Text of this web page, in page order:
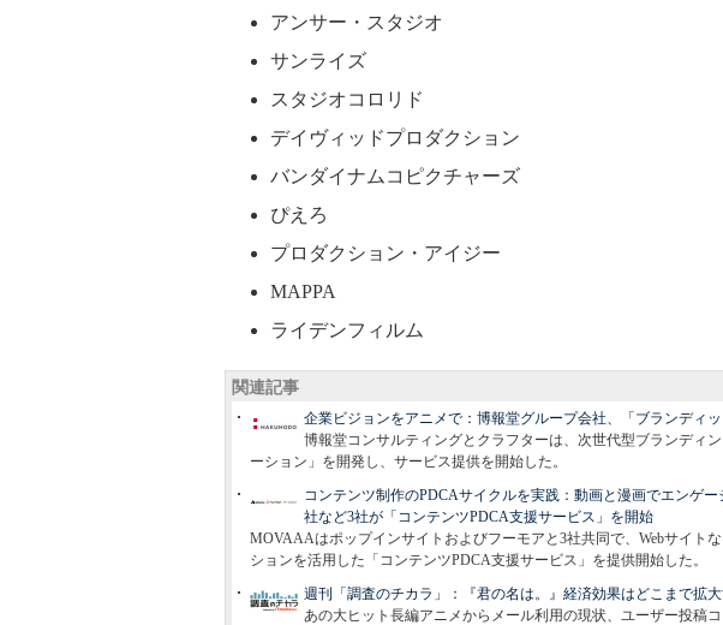
アンサー・スタジオ
サンライズ
スタジオコロリド
デイヴィッドプロダクション
バンダイナムコピクチャーズ
ぴえろ
プロダクション・アイジー
MAPPA
ライデンフィルム
関連記事
企業ビジョンをアニメで：博報堂グループ会社、「ブランディ
博報堂コンサルティングとクラフターは、次世代型ブランディ
ーション」を開発し、サービス提供を開始した。
コンテンツ制作のPDCAサイクルを実践：動画と漫画でエンゲ
社など3社が「コンテンツPDCA支援サービス」を開始
MOVAAAはポップインサイトおよびフーモアと3社共同で、Webサイト
ションを活用した「コンテンツPDCA支援サービス」を提供開始した。
週刊「調査のチカラ」：『君の名は。』経済効果はどこまで拡
あの大ヒット長編アニメからメール利用の現状、ユーザー投稿